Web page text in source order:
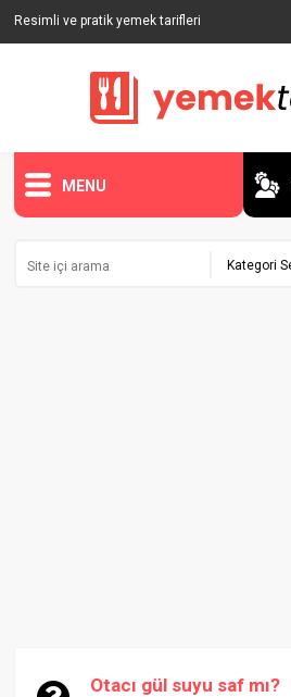
Resimli ve pratik yemek tarifleri
MENU
Otacı gül suyu saf mı?